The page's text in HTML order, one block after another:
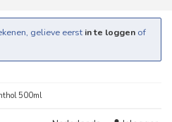
gelieve eerst in te loggen of
500ml